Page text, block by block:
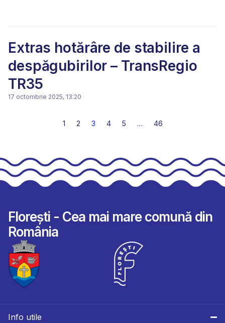
Extras hotărâre de stabilire a
despăgubirilor – TransRegio
TR35
17 octombrie 2025, 13:20
1 2 3 4 5 … 46
Florești - Cea mai mare comună din
România
Info utile